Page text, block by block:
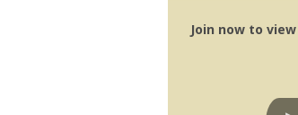
Join now to